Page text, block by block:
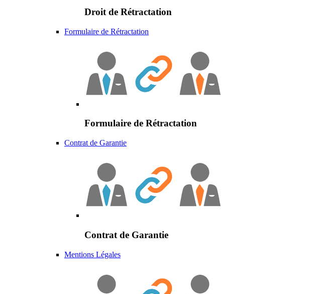
Droit de Rétractation
Formulaire de Rétractation
Formulaire de Rétractation
Contrat de Garantie
Contrat de Garantie
Mentions Légales